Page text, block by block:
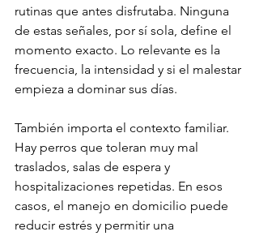
rutinas que antes disfrutaba. Ninguna
de estas señales, por sí sola, define el
momento exacto. Lo relevante es la
frecuencia, la intensidad y si el malestar
empieza a dominar sus días.
También importa el contexto familiar.
Hay perros que toleran muy mal
traslados, salas de espera y
hospitalizaciones repetidas. En esos
casos, el manejo en domicilio puede
reducir estrés y permitir una